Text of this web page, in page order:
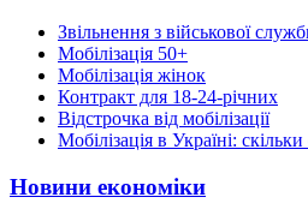
Звільнення з військової
Мобілізація 50+
Мобілізація жінок
Контракт для 18-24-річних
Відстрочка від мобілізації
Мобілізація в Україні:
Новини економіки